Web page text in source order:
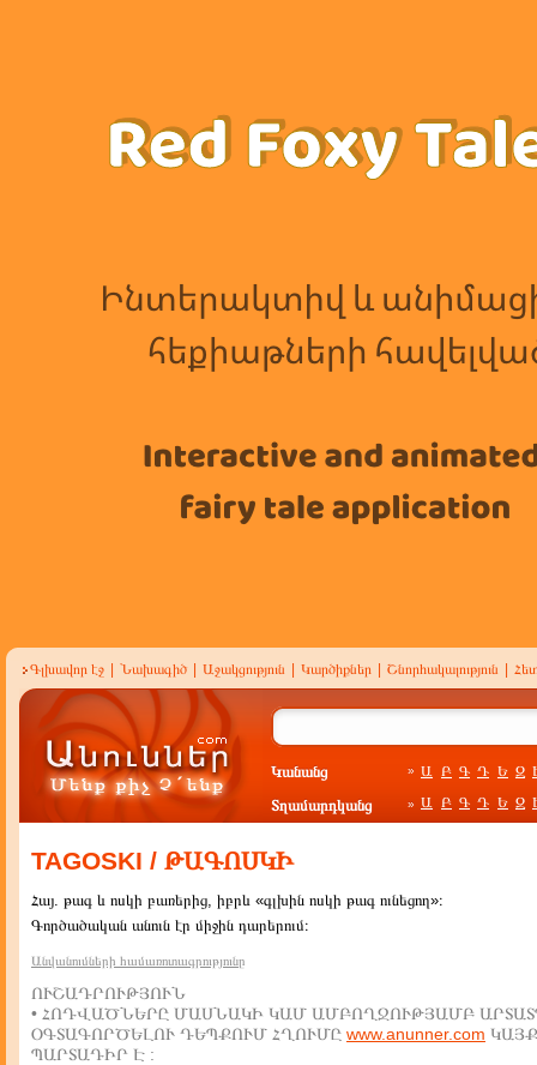
Գլխավոր էջ Նախագիծ Աջակցություն Կարծիքներ Շնորհակալություն
Կանանց » Ա Բ Գ Դ Ե Զ
Տղամարդկանց » Ա Բ Գ Դ Ե Զ
TAGOSKI / ԹԱԳՈՍԿԻ
Հայ. թագ և ոսկի բառերից, իբրև «գլխին ոսկի թագ ունեցող»։
Գործածական անուն էր միջին դարերում։
Անվանումների համառոտագրությունը
ՈՒՇԱԴՐՈՒԹՅՈՒՆ
• ՀՈԴՎԱԾՆԵՐԸ ՄԱՍՆԱԿԻ ԿԱՄ ԱՄԲՈՂՋՈՒԹՅԱՄԲ
ՕԳՏԱԳՈՐԾԵԼՈՒ ԴԵՊՔՈՒՄ ՀՂՈՒՄԸ www.anunner.com
ՊԱՐՏԱԴԻՐ Է :